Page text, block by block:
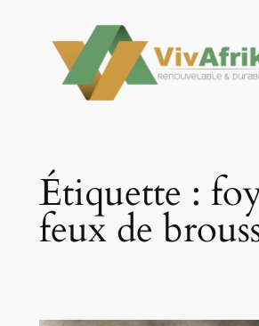
contenu
Étiquette :
feux de